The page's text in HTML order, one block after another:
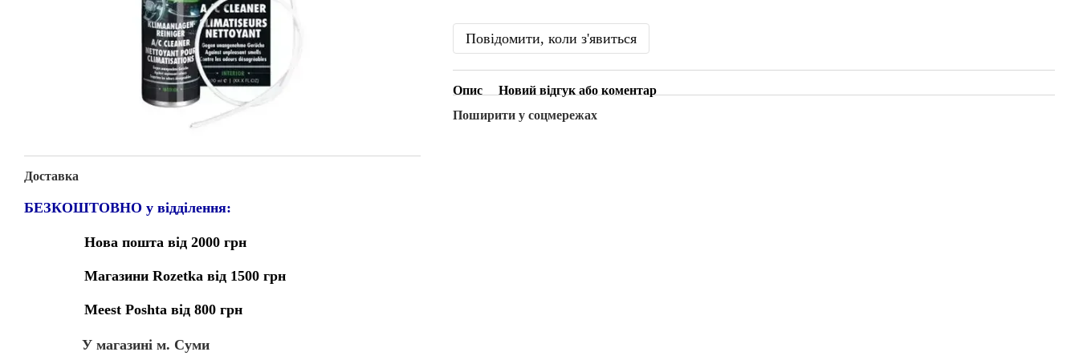
Доставка
БЕЗКОШТОВНО у відділення:
Нова пошта від 2000 грн
Магазини Rozetka від 1500 грн
Meest Poshta від 800 грн
У магазині м. Суми
Повідомити, коли з'явиться
Опис
Новий відгук або коментар
Поширити у соцмережах